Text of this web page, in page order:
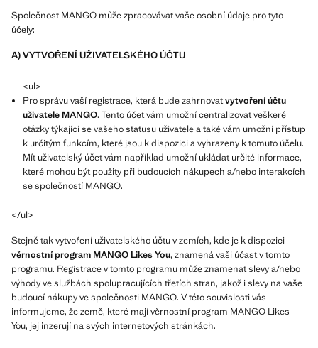
Společnost MANGO může zpracovávat vaše osobní údaje pro tyto
účely:
A) VYTVOŘENÍ UŽIVATELSKÉHO ÚČTU
<ul>
Pro správu vaší registrace, která bude zahrnovatvytvoření účtu
uživatele MANGO. Tento účet vám umožní centralizovat veškeré
otázky týkající se vašeho statusu uživatele a také vám umožní přístup
k určitým funkcím, které jsou k dispozici a vyhrazeny k tomuto účelu.
Mít uživatelský účet vám například umožní ukládat určité informace,
které mohou být použity při budoucích nákupech a/nebo interakcích
se společností MANGO.
</ul>
Stejně tak vytvoření uživatelského účtu v zemích, kde je k dispozici
věrnostní program MANGO Likes You, znamená vaši účast v tomto
programu. Registrace v tomto programu může znamenat slevy a/nebo
výhody ve službách spolupracujících třetích stran, jakož i slevy na vaše
budoucí nákupy ve společnosti MANGO. V této souvislosti vás
informujeme, že země, které mají věrnostní program MANGO Likes
You, jej inzerují na svých internetových stránkách.